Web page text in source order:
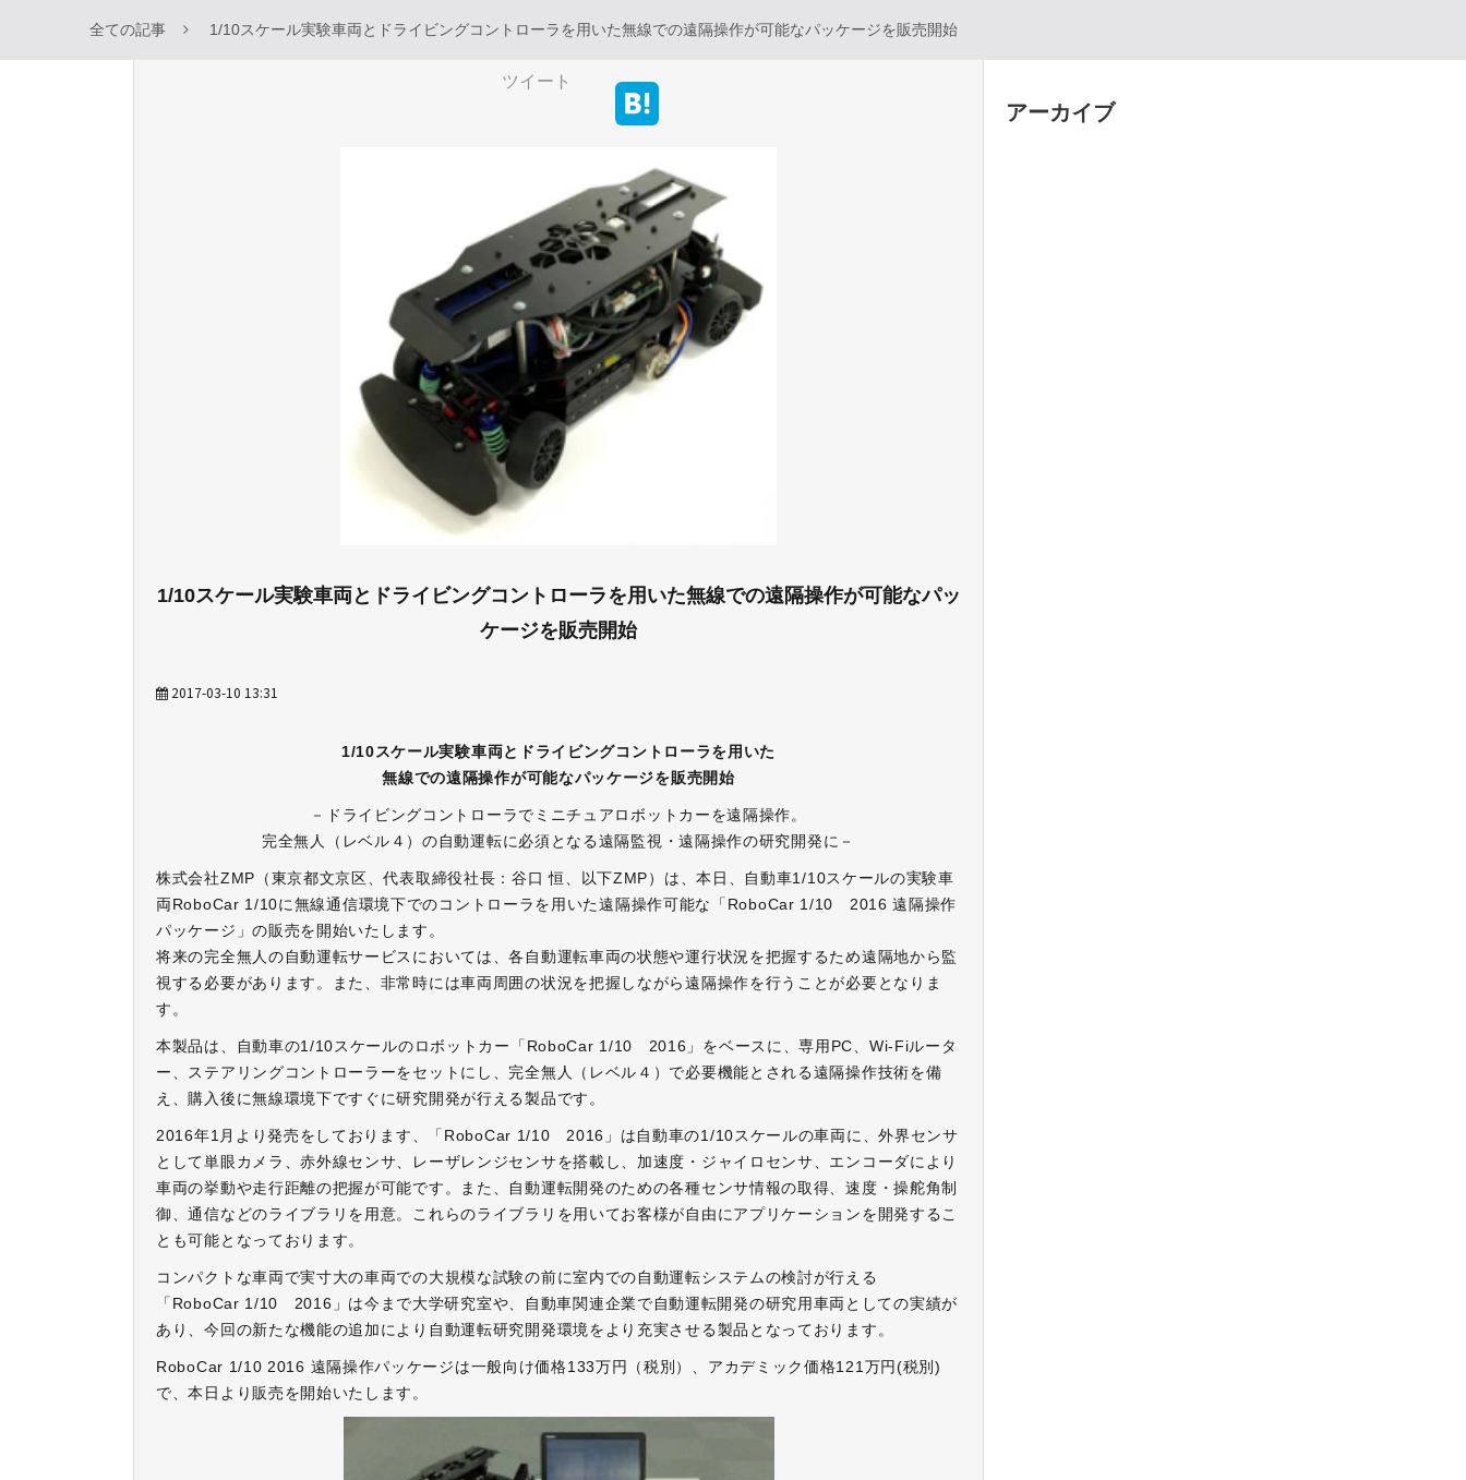
全ての記事 1/10スケール実験車両とドライビングコントローラを用いた無線での遠隔操作が可能なパッケージを販売開始
ツイート
1/10スケール実験車両とドライビングコントローラを用いた無線での遠隔操作が可能なパッ
ケージを販売開始
2017-03-10 13:31
1/10スケール実験車両とドライビングコントローラを用いた
無線での遠隔操作が可能なパッケージを販売開始
－ドライビングコントローラでミニチュアロボットカーを遠隔操作。
完全無人（レベル４）の自動運転に必須となる遠隔監視・遠隔操作の研究開発に－
株式会社ZMP（東京都文京区、代表取締役社長：谷口 恒、以下ZMP）は、本日、自動車1/10スケールの実験車
両RoboCar 1/10に無線通信環境下でのコントローラを用いた遠隔操作可能な「RoboCar 1/10 2016 遠隔操作
パッケージ」の販売を開始いたします。
将来の完全無人の自動運転サービスにおいては、各自動運転車両の状態や運行状況を把握するため遠隔地から監
視する必要があります。また、非常時には車両周囲の状況を把握しながら遠隔操作を行うことが必要となりま
す。
本製品は、自動車の1/10スケールのロボットカー「RoboCar 1/10 2016」をベースに、専用PC、Wi-Fiルータ
ー、ステアリングコントローラーをセットにし、完全無人（レベル４）で必要機能とされる遠隔操作技術を備
え、購入後に無線環境下ですぐに研究開発が行える製品です。
2016年1月より発売をしております、「RoboCar 1/10 2016」は自動車の1/10スケールの車両に、外界センサ
として単眼カメラ、赤外線センサ、レーザレンジセンサを搭載し、加速度・ジャイロセンサ、エンコーダにより
車両の挙動や走行距離の把握が可能です。また、自動運転開発のための各種センサ情報の取得、速度・操舵角制
御、通信などのライブラリを用意。これらのライブラリを用いてお客様が自由にアプリケーションを開発するこ
とも可能となっております。
コンパクトな車両で実寸大の車両での大規模な試験の前に室内での自動運転システムの検討が行える
「RoboCar 1/10 2016」は今まで大学研究室や、自動車関連企業で自動運転開発の研究用車両としての実績が
あり、今回の新たな機能の追加により自動運転研究開発環境をより充実させる製品となっております。
RoboCar 1/10 2016 遠隔操作パッケージは一般向け価格133万円（税別）、アカデミック価格121万円(税別)
で、本日より販売を開始いたします。
アーカイブ